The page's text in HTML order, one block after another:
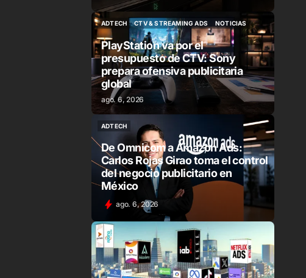
ADTECH
ADTECH
CTV & STREAMING ADS
CTV & STREAMING ADS
NOTICIAS
NOTICIAS
PlayStation va por el
presupuesto de CTV: Sony
prepara ofensiva publicitaria
global
ago. 6, 2026
ADTECH
De Omnicom a Amazon Ads:
Carlos Rojas Girao toma el control
del negocio publicitario en
México
ago. 6, 2026